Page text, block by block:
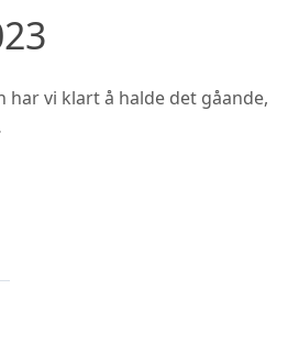
har vi klart å halde det gåande,
2023